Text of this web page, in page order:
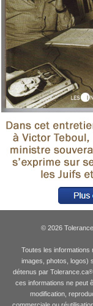
© 2026
Toutes les informations
images, photos, logos)
détenus par Tolerance.ca®
ces informations ne peut
modification,